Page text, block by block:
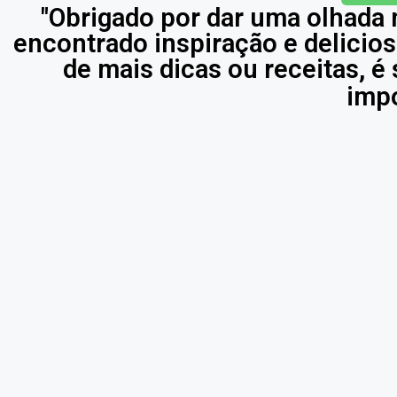
"Obrigado por dar uma
encontrado inspiração e
de mais dicas ou receitas,